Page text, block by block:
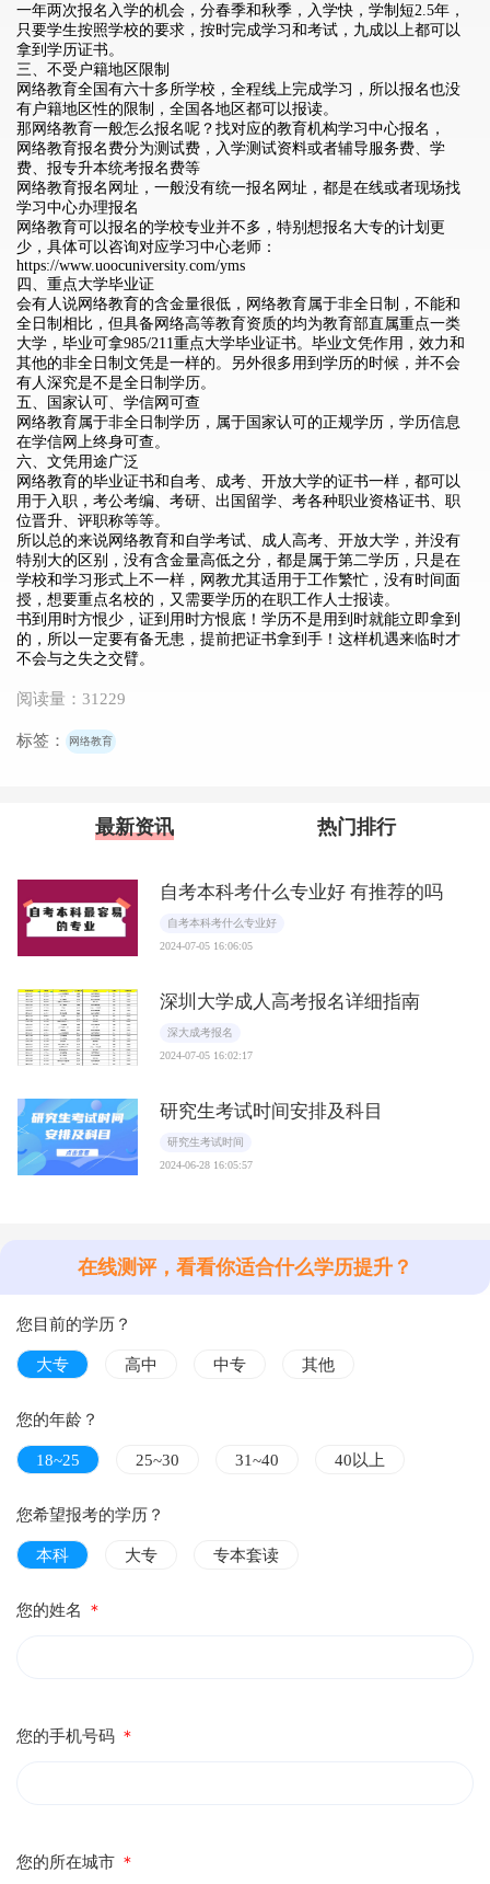
一年两次报名入学的机会，分春季和秋季，入学快，学制短2.5年，
只要学生按照学校的要求，按时完成学习和考试，九成以上都可以
拿到学历证书。
三、不受户籍地区限制
网络教育全国有六十多所学校，全程线上完成学习，所以报名也没
有户籍地区性的限制，全国各地区都可以报读。
那网络教育一般怎么报名呢？找对应的教育机构学习中心报名，
网络教育报名费分为测试费，入学测试资料或者辅导服务费、学
费、报专升本统考报名费等
网络教育报名网址，一般没有统一报名网址，都是在线或者现场找
学习中心办理报名
网络教育可以报名的学校专业并不多，特别想报名大专的计划更
少， 具体可以咨询对应学习中心老师：
https://www.uoocuniversity.com/yms
四、重点大学毕业证
会有人说网络教育的含金量很低，网络教育属于非全日制，不能和
全日制相比，但具备网络高等教育资质的均为教育部直属重点一类
大学，毕业可拿985/211重点大学毕业证书。毕业文凭作用，效力和
其他的非全日制文凭是一样的。另外很多用到学历的时候，并不会
有人深究是不是全日制学历。
五、国家认可、学信网可查
网络教育属于非全日制学历，属于国家认可的正规学历，学历信息
在学信网上终身可查。
六、文凭用途广泛
网络教育的毕业证书和自考、成考、开放大学的证书一样，都可以
用于入职，考公考编、考研、出国留学、考各种职业资格证书、职
位晋升、评职称等等。
所以总的来说网络教育和自学考试、成人高考、开放大学，并没有
特别大的区别，没有含金量高低之分，都是属于第二学历，只是在
学校和学习形式上不一样，网教尤其适用于工作繁忙，没有时间面
授，想要重点名校的，又需要学历的在职工作人士报读。
书到用时方恨少，证到用时方恨底！学历不是用到时就能立即拿到
的，所以一定要有备无患，提前把证书拿到手！这样机遇来临时才
不会与之失之交臂。
阅读量：31229
标签： 网络教育
最新资讯 热门排行
自考本科考什么专业好 有推荐的吗
自考本科考什么专业好
2024-07-05 16:06:05
深圳大学成人高考报名详细指南
深大成考报名
2024-07-05 16:02:17
研究生考试时间安排及科目
研究生考试时间
2024-06-28 16:05:57
在线测评，看看你适合什么学历提升？
您目前的学历？
大专 高中 中专 其他
您的年龄？
18~25 25~30 31~40 40以上
您希望报考的学历？
本科 大专 专本套读
您的姓名 ＊
您的手机号码 ＊
您的所在城市 ＊